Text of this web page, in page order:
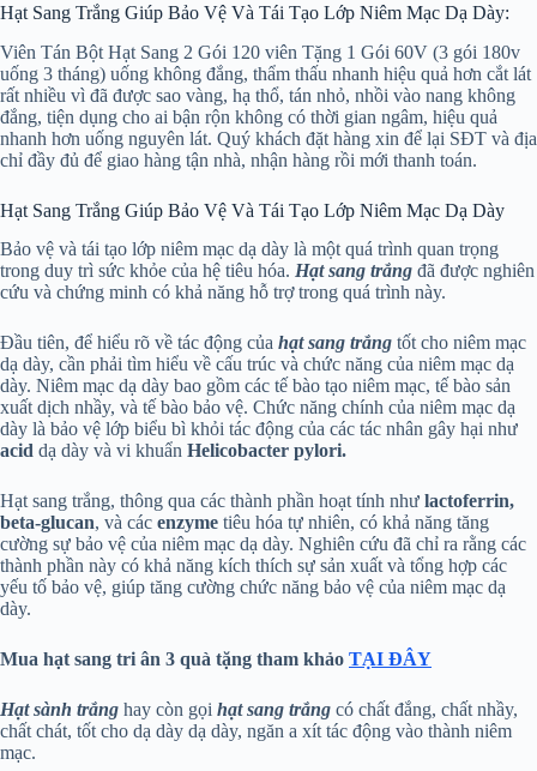
Hạt Sang Trắng Giúp Bảo Vệ Và Tái Tạo Lớp Niêm Mạc Dạ Dày:
Viên Tán Bột Hạt Sang 2 Gói 120 viên Tặng 1 Gói 60V (3 gói 180v
uống 3 tháng) uống không đắng, thẩm thấu nhanh hiệu quả hơn cắt lát
rất nhiều vì đã được sao vàng, hạ thổ, tán nhỏ, nhồi vào nang không
đắng, tiện dụng cho ai bận rộn không có thời gian ngâm, hiệu quả
nhanh hơn uống nguyên lát. Quý khách đặt hàng xin để lại SĐT và địa
chỉ đầy đủ để giao hàng tận nhà, nhận hàng rồi mới thanh toán.
Hạt Sang Trắng Giúp Bảo Vệ Và Tái Tạo Lớp Niêm Mạc Dạ Dày
Bảo vệ và tái tạo lớp niêm mạc dạ dày là một quá trình quan trọng
trong duy trì sức khỏe của hệ tiêu hóa. Hạt sang trắng đã được nghiên
cứu và chứng minh có khả năng hỗ trợ trong quá trình này.
Đầu tiên, để hiểu rõ về tác động của hạt sang trắng tốt cho niêm mạc
dạ dày, cần phải tìm hiểu về cấu trúc và chức năng của niêm mạc dạ
dày. Niêm mạc dạ dày bao gồm các tế bào tạo niêm mạc, tế bào sản
xuất dịch nhầy, và tế bào bảo vệ. Chức năng chính của niêm mạc dạ
dày là bảo vệ lớp biểu bì khỏi tác động của các tác nhân gây hại như
acid dạ dày và vi khuẩn Helicobacter pylori.
Hạt sang trắng, thông qua các thành phần hoạt tính như lactoferrin,
beta-glucan, và các enzyme tiêu hóa tự nhiên, có khả năng tăng
cường sự bảo vệ của niêm mạc dạ dày. Nghiên cứu đã chỉ ra rằng các
thành phần này có khả năng kích thích sự sản xuất và tổng hợp các
yếu tố bảo vệ, giúp tăng cường chức năng bảo vệ của niêm mạc dạ
dày.
Mua hạt sang tri ân 3 quà tặng tham khảo TẠI ĐÂY
Hạt sành trắng hay còn gọi hạt sang trắng có chất đắng, chất nhầy,
chất chát, tốt cho dạ dày dạ dày, ngăn a xít tác động vào thành niêm
mạc.